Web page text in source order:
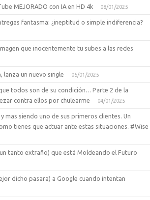
MEJORADO con IA en HD 4k 08/01/2025
fantasma: ¿ineptitud o simple indiferencia?
que inocentemente tu subes a las redes
lanza un nuevo single 05/01/2025
todos son de su condición… Parte 2 de la
contra ellos por chulearme
04/01/2025
mas siendo uno de sus primeros clientes. Un
tienes que actuar ante estas situaciones. #Wise
tanto extraño) que está Moldeando el Futuro
dicho pasara) a Google cuando intentan